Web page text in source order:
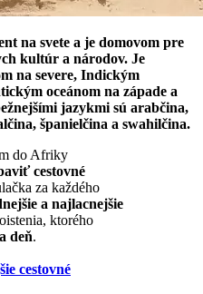
na svete a je domovom pre
kultúr a národov. Je
na severe, Indickým
oceánom na západe a
jazykmi sú arabčina,
španielčina a swahilčina.
do Afriky
cestovné
za každého
a najlacnejšie
ktorého
deň.
cestovné